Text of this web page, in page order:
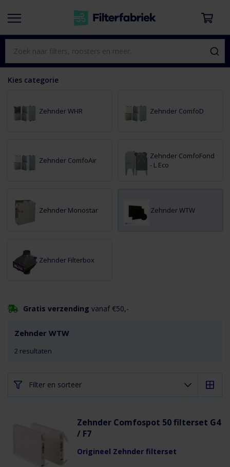
Kies categorie
Zehnder WHR Zehnder ComfoD
Zehnder ComfoAir
Zehnder ComfoFond
- L Eco
Zehnder Monostar Zehnder WTW
Zehnder Filterbox
Gratis verzending vanaf €50,-
Zehnder WTW
2 resultaten
Filter en sorteer
Zehnder Comfospot 50 filterset G4
/ F7
Origineel Zehnder filterset